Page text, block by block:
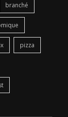
branché
pizza